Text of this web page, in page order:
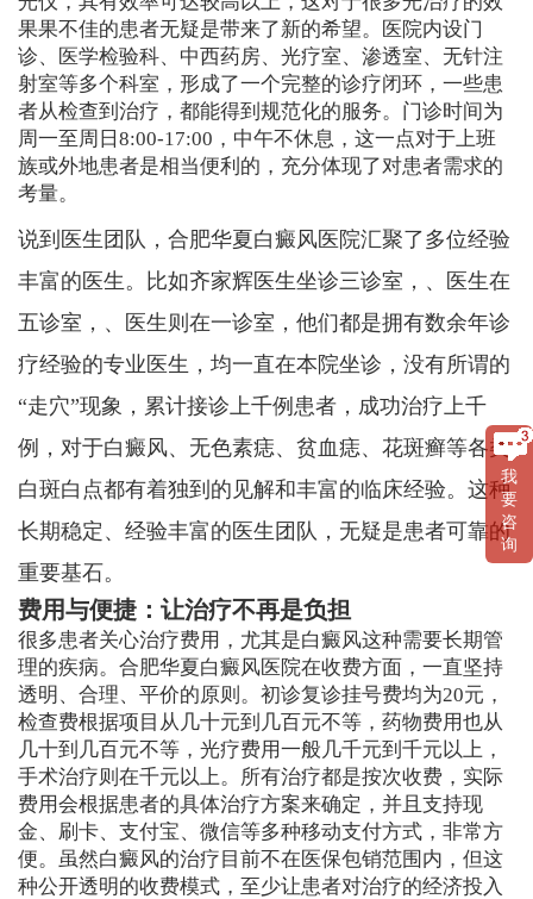
果果不佳的患者无疑是带来了新的希望。医院内设门
诊、医学检验科、中西药房、光疗室、渗透室、无针注
射室等多个科室，形成了一个完整的诊疗闭环，一些患
者从检查到治疗，都能得到规范化的服务。门诊时间为
周一至周日8:00-17:00，中午不休息，这一点对于上班
族或外地患者是相当便利的，充分体现了对患者需求的
考量。
说到医生团队，合肥华夏白癜风医院汇聚了多位经验
丰富的医生。比如齐家辉医生坐诊三诊室，、医生在
五诊室，、医生则在一诊室，他们都是拥有数余年诊
疗经验的专业医生，均一直在本院坐诊，没有所谓的
“走穴”现象，累计接诊上千例患者，成功治疗上千
例，对于白癜风、无色素痣、贫血痣、花斑癣等各类
白斑白点都有着独到的见解和丰富的临床经验。这种
长期稳定、经验丰富的医生团队，无疑是患者可靠的
重要基石。
费用与便捷：让治疗不再是负担
很多患者关心治疗费用，尤其是白癜风这种需要长期管
理的疾病。合肥华夏白癜风医院在收费方面，一直坚持
透明、合理、平价的原则。初诊复诊挂号费均为20元，
检查费根据项目从几十元到几百元不等，药物费用也从
几十到几百元不等，光疗费用一般几千元到千元以上，
手术治疗则在千元以上。所有治疗都是按次收费，实际
费用会根据患者的具体治疗方案来确定，并且支持现
金、刷卡、支付宝、微信等多种移动支付方式，非常方
便。虽然白癜风的治疗目前不在医保包销范围内，但这
种公开透明的收费模式，至少让患者对治疗的经济投入
我
要
咨
询